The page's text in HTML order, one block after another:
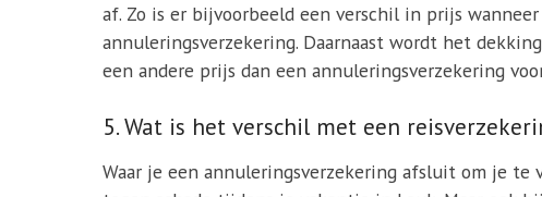
af. Zo is er bijvoorbeeld een verschil in prijs
annuleringsverzekering. Daarnaast wordt het
een andere prijs dan een annuleringsverzekering
5. Wat is het verschil met een
Waar je een annuleringsverzekering afsluit om je